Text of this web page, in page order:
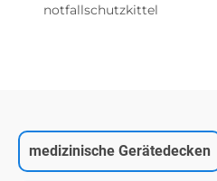
notfallschutzkittel
medizinische Gerätedecken